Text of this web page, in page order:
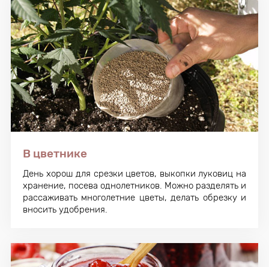
В цветнике
День хорош для срезки цветов, выкопки луковиц на
хранение, посева однолетников. Можно разделять и
рассаживать многолетние цветы, делать обрезку и
вносить удобрения.